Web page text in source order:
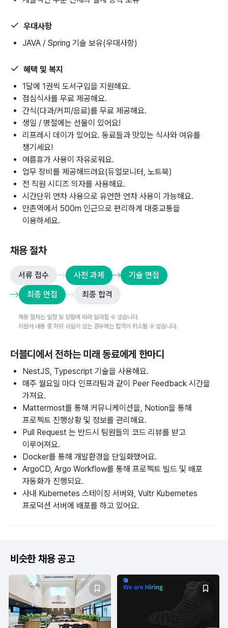
우대사항
JAVA / Spring 기술 보유(우대사항)
혜택 및 복지
1달에 1권씩 도서구입을 지원해요.
점심식사를 무료 제공해요.
간식(다과/커피/음료)를 무료 제공해요.
생일 / 명절에는 선물이 있어요!
리프레시 데이가 있어요. 동료들과 맛있는 식사와 여유를
챙기세요!
여름휴가 사용이 자유로워요.
업무 장비를 제공해드려요(듀얼모니터, 노트북)
전 직원 시디즈 의자를 사용해요.
시간단위 연차 사용으로 유연한 연차 사용이 가능해요.
만촌역에서 500m 인근으로 편리하게 대중교통을
이용하세요.
채용 절차
서류 접수 사전 과제
기술 면접
최종 면접
최종 합격
채용 절차는 일정 및 상황에 따라 달라질 수 있습니다.
지원서 내용 중 허위 사실이 있는 경우에는 합격이 취소될 수 있습니다.
더블디에서 전하는 미래 동료에게 한마디
NestJS, Typescript 기술을 사용해요.
매주 월요일 마다 인프라팀과 같이 Peer Feedback 시간을
가져요.
Mattermost를 통해 커뮤니케이션을, Notion을 통해
프로젝트 진행상황 및 정보를 관리해요.
Pull Request 는 반드시 팀원들의 코드 리뷰를 받고
이루어져요.
Docker를 통해 개발환경을 단일화했어요.
ArgoCD, Argo Workflow를 통해 프로젝트 빌드 및 배포
자동화가 진행되요.
사내 Kubernetes 스테이징 서버와, Vultr Kubernetes
프로덕션 서버에 배포를 하고 있어요.
비슷한 채용 공고